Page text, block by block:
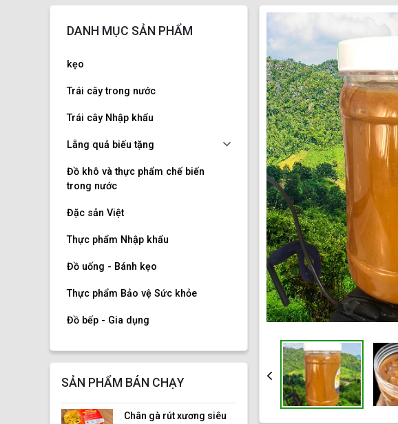
DANH MỤC SẢN PHẨM
kẹo
Trái cây trong nước
Trái cây Nhập khẩu
Lẵng quả biếu tặng
Đồ khô và thực phẩm chế biến
trong nước
Đặc sản Việt
Thực phẩm Nhập khẩu
Đồ uống - Bánh kẹo
Thực phẩm Bảo vệ Sức khỏe
Đồ bếp - Gia dụng
SẢN PHẨM BÁN CHẠY
Chân gà rút xương siêu